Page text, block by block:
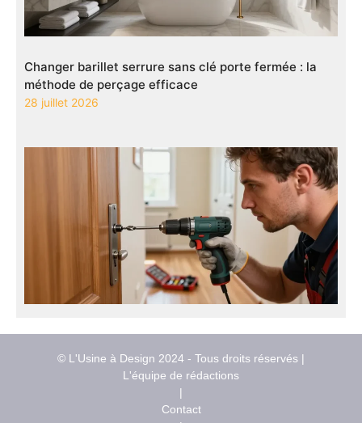
Changer barillet serrure sans clé porte fermée : la
méthode de perçage efficace
28 juillet 2026
© L'Usine à Design 2024 - Tous droits réservés |
L'équipe de rédactions
|
Contact